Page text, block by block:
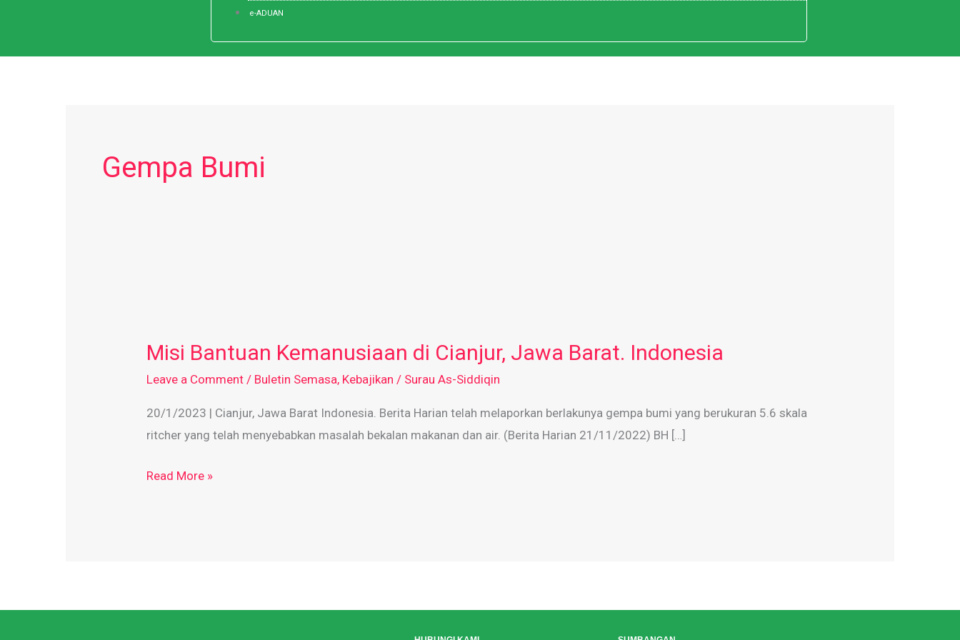
e-ADUAN
Gempa Bumi
Misi Bantuan Kemanusiaan di Cianjur, Jawa Barat. Indonesia
Leave a Comment / Buletin Semasa, Kebajikan / Surau As-Siddiqin
20/1/2023 | Cianjur, Jawa Barat Indonesia. Berita Harian telah melaporkan berlakunya gempa bumi yang berukuran 5.6 skala
ritcher yang telah menyebabkan masalah bekalan makanan dan air. (Berita Harian 21/11/2022) BH […]
Kemanusiaan
di
Jawa
Barat.
Read More »